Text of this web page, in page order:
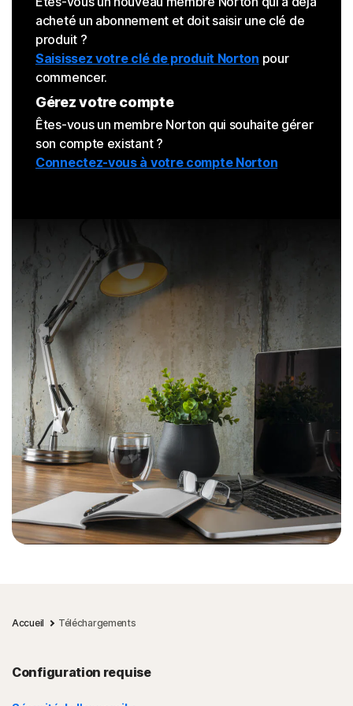
acheté un abonnement et doit saisir une clé de
produit ?
Saisissez votre clé de produit Norton pour
commencer.
Gérez votre compte
Êtes-vous un membre Norton qui souhaite gérer
son compte existant ?
Connectez-vous à votre compte Norton
Accueil Téléchargements
Configuration requise